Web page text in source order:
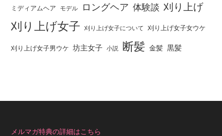
ミディアムヘア モデル ロングヘア 体験談 刈り上げ
刈り上げ女子 刈り上げ女子について 刈り上げ女子女ウケ
刈り上げ女子男ウケ 坊主女子 小説 断髪 金髪 黒髪
メルマガ特典の詳細はこちら